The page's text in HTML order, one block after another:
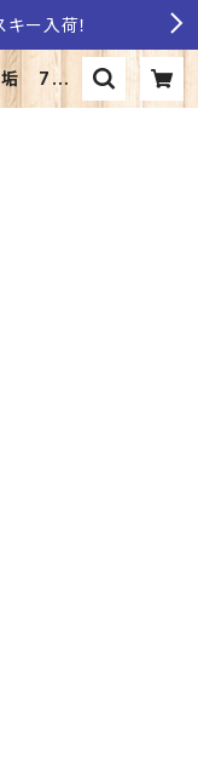
ー入荷！
720
の酒 稲